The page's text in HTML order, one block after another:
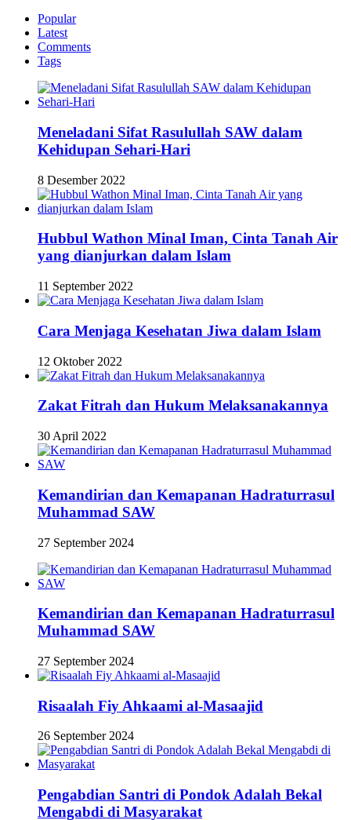
Popular
Latest
Comments
Tags
Meneladani Sifat Rasulullah SAW dalam
Kehidupan Sehari-Hari
8 Desember 2022
Hubbul Wathon Minal Iman, Cinta Tanah Air
yang dianjurkan dalam Islam
11 September 2022
Cara Menjaga Kesehatan Jiwa dalam Islam
12 Oktober 2022
Zakat Fitrah dan Hukum Melaksanakannya
30 April 2022
Kemandirian dan Kemapanan Hadraturrasul
Muhammad SAW
27 September 2024
Kemandirian dan Kemapanan Hadraturrasul
Muhammad SAW
27 September 2024
Risaalah Fiy Ahkaami al-Masaajid
26 September 2024
Pengabdian Santri di Pondok Adalah Bekal
Mengabdi di Masyarakat